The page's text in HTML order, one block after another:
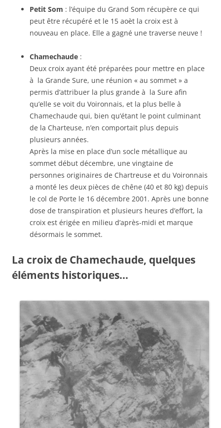
Petit Som : l’équipe du Grand Som récupère ce qui
peut être récupéré et le 15 aoèt la croix est à
nouveau en place. Elle a gagné une traverse neuve !
Chamechaude :
Deux croix ayant été préparées pour mettre en place
à la Grande Sure, une réunion « au sommet » a
permis d’attribuer la plus grande à la Sure afin
qu’elle se voit du Voironnais, et la plus belle à
Chamechaude qui, bien qu’étant le point culminant
de la Charteuse, n’en comportait plus depuis
plusieurs années.
Après la mise en place d’un socle métallique au
sommet début décembre, une vingtaine de
personnes originaires de Chartreuse et du Voironnais
a monté les deux pièces de chêne (40 et 80 kg) depuis
le col de Porte le 16 décembre 2001. Après une bonne
dose de transpiration et plusieurs heures d’effort, la
croix est érigée en milieu d’après-midi et marque
désormais le sommet.
La croix de Chamechaude, quelques
éléments historiques…